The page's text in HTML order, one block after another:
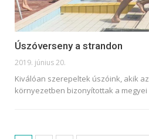
Úszóverseny a strandon
2019. június 20.
Kiválóan szerepeltek úszóink, akik
környezetben bizonyítottak a